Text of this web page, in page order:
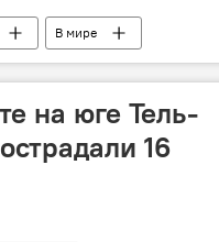
В мире
на юге Тель-
16